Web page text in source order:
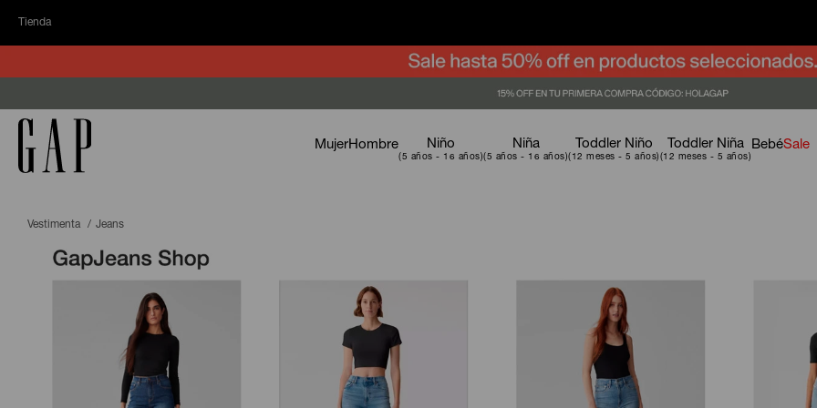
Tienda
MujerHombre Niño Niña Toddler Niño Toddler Niña BebéSale
Vestimenta Jeans